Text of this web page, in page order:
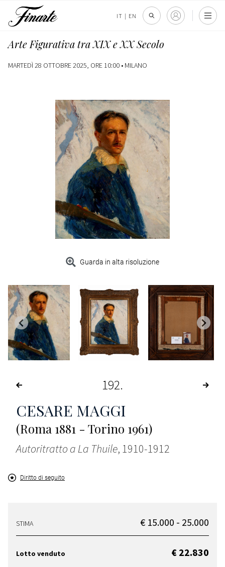
IT | EN
Arte Figurativa tra XIX e XX Secolo
MARTEDÌ 28 OTTOBRE 2025, ORE 10:00 • MILANO
Guarda in alta risoluzione
192
CESARE MAGGI
(Roma 1881 - Torino 1961)
Autoritratto a La Thuile, 1910-1912
Diritto di seguito
STIMA € 15.000 - 25.000
Lotto venduto € 22.830